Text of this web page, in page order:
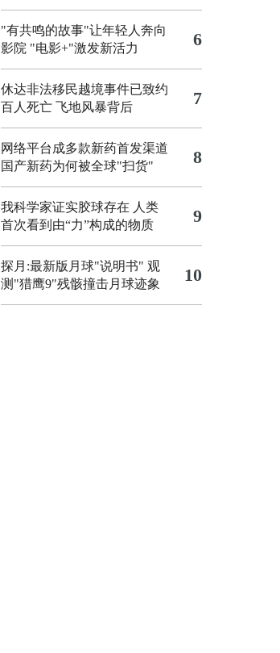
"有共鸣的故事"让年轻人奔向
影院 "电影+"激发新活力 6
休达非法移民越境事件已致约
百人死亡 飞地风暴背后 7
网络平台成多款新药首发渠道
国产新药为何被全球"扫货"
8
我科学家证实胶球存在 人类
首次看到由“力”构成的物质
9
探月:最新版月球"说明书" 观
测"猎鹰9"残骸撞击月球迹象
10